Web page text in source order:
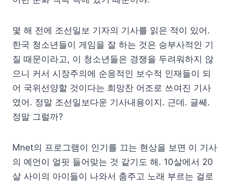
몇 해 전에 조선일보 기자의 기사를 읽은 적이 있어.
한국 청소년들이 게임을 잘 하는 것은 승부사적인 기
질 때문이라고, 이 청소년들은 경쟁을 두려워하지 않
으니 커서 시장주의에 순응적인 보수적 인재들이 되
어 국위선양할 것이다는 희망찬 어조로 쓰여진 기사
였어. 정말 조선일보다운 기사내용이지. 근데. 글쎄.
정말 그럴까?
Mnet의 프로그램이 인기를 끄는 현상을 보면 이 기사
의 예언이 얼핏 들어맞는 것 같기도 해. 10살에서 20
살 사이의 아이들이 나와서 춤주고 노래 부르는 걸로